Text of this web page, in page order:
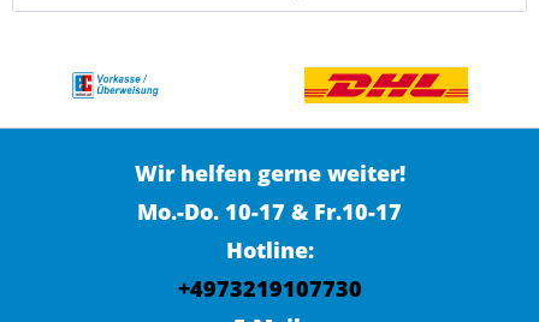
Wir helfen gerne weiter!
Mo.-Do. 10-17 & Fr.10-17
Hotline:
+4973219107730